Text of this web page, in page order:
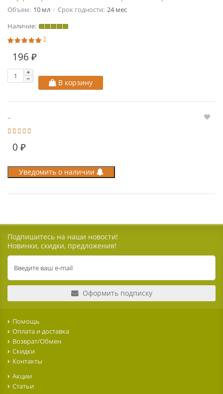
Объем: 10 мл Срок годности: 24 мес
Наличие:
1
196 ₽
В корзину
..
0 ₽
Уведомить о наличии
Подпишитесь на наши новости!
Новинки, скидки, предложения!
Оформить подписку
Помощь
Оплата и доставка
Возврат/Обмен
Скидки
Контакты
Акции
Статьи